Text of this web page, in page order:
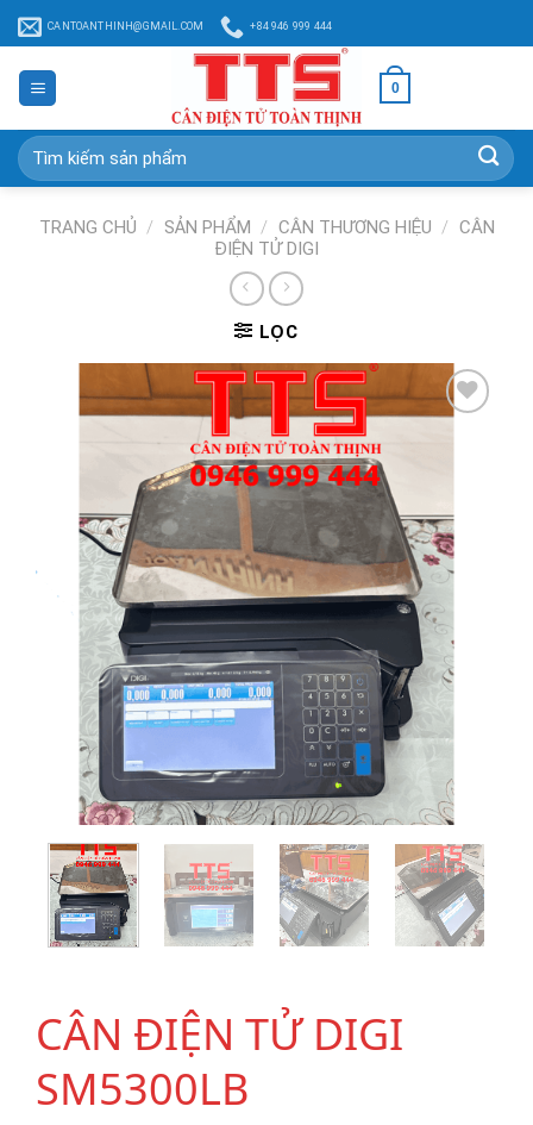
Chuyển
đến
dung
CANTOANTHINH@GMAIL.COM +84 946 999 444
0
Tìm
kiếm:
TRANG CHỦ / SẢN PHẨM / CÂN THƯƠNG HIỆU / CÂN
ĐIỆN TỬ DIGI
LỌC
CÂN ĐIỆN TỬ DIGI
SM5300LB